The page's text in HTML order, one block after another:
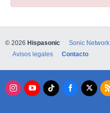
© 2026 Hispasonic Sonic Network
Avisos legales
Contacto